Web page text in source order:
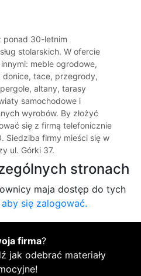
ponad 30-letnim
stolarskich. W ofercie
meble ogrodowe,
tace, przegrody,
altany, tarasy
samochodowe i
wyrobów. By złożyć
się z firmą telefonicznie
Siedziba firmy mieści się w
ul. Górki 37.
stronach
maja dostęp do tych
aby się zalogować.
firma?
jak odebrać materiały